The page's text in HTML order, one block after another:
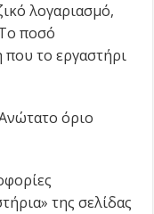
λογαριασμό,
ποσό
που το εργαστήρι
όριο
της σελίδας